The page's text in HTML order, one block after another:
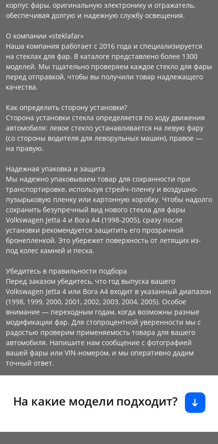
корпус фары, оригинальную электронику и отражатель,
обеспечивая долгую и надежную службу освещения.
О компании «steklafar»
Наша компания работает с 2016 года и специализируется
на стеклах для фар. В каталоге представлено более 1300
моделей. Мы тщательно проверяем каждое стекло для фары
перед отправкой, чтобы вы получили товар надлежащего
качества.
Как определить сторону установки?
Сторона установки стекла определяется по ходу движения
автомобиля: левое стекло устанавливается на левую фару
(со стороны водителя для леворульных машин), правое —
на правую.
Надежная упаковка и защита
Мы надежно упаковываем товар для сохранности при
транспортировке, используя стрейч-пленку и воздушно-
пузырьковую пленку или картонную коробку. Чтобы надолго
сохранить безупречный вид нового стекла для фары
Volkswagen Jetta 4 и Bora A4 (1998-2005), сразу после
установки рекомендуется защитить его прозрачной
бронепленкой. Это убережет поверхность от летящих из-
под колес камней и песка.
Убедитесь в правильности подбора
Перед заказом убедитесь, что год выпуска вашего
Volkswagen Jetta 4 или Bora A4 входит в указанный диапазон
(1998, 1999, 2000, 2001, 2002, 2003, 2004, 2005). Особое
внимание — переходным годам, когда возможны разные
модификации фар. Для стопроцентной уверенности мы с
радостью проверим применяемость товара для вашего
автомобиля. Напишите нам сообщение с фотографией
вашей фары или VIN-номером, и мы оперативно дадим
точный ответ.
На какие модели подходит?